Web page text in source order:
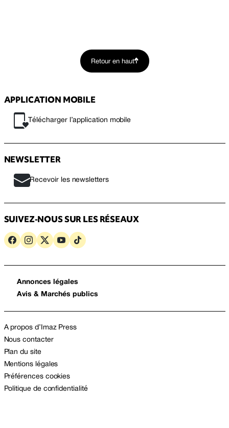
Retour en haut
APPLICATION MOBILE
Télécharger l’application mobile
NEWSLETTER
Recevoir les newsletters
SUIVEZ-NOUS SUR LES RÉSEAUX
Annonces légales
Avis & Marchés publics
A propos d’Imaz Press
Nous contacter
Plan du site
Mentions légales
Préférences cookies
Politique de confidentialité